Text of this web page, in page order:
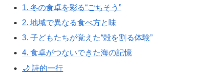
1. 冬の食卓を彩る“ごちそう”
2. 地域で異なる食べ方と味
3. 子どもたちが覚えた“殻を割る体験”
4. 食卓がつないできた海の記憶
🌙 詩的一行